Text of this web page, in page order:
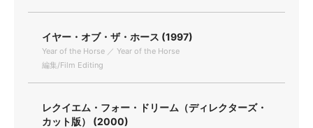
イヤー・オブ・ザ・ホース (1997)
Year of the Horse ／ Year of the Horse
編集/Film Editing
レクイエム・フォー・ドリーム（ディレクターズ・
カット版） (2000)